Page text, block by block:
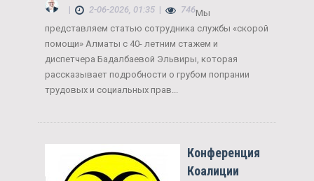
| 2-06-2026, 01:35 | 746Мы
представляем статью сотрудника службы «скорой
помощи» Алматы с 40- летним стажем и
диспетчера Бадалбаевой Эльвиры, которая
рассказывает подробности о грубом попрании
трудовых и социальных прав...
Конференция
Коалиции